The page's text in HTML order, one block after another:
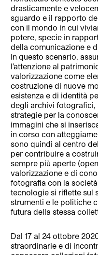
drasticamente e
sguardo e il rapporto
con il mondo in cui
potere, specie in
della comunicazione e
In questo scenario,
l’attenzione al
valorizzazione come
costruzione di nuove
esistenza e di identità
degli archivi fotografici,
strategie per la
immagini che si
in corso con
sono quindi al centro
per contribuire a
sempre più aperte
valorizzazione e di
fotografia con la
tecnologie si riflette sul
strumenti e le politiche
futura della stessa
Dal 17 al 24 ottobre
straordinarie e di